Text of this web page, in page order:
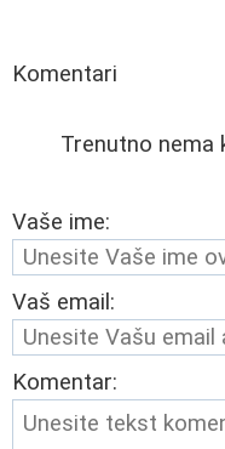
Komentari
Trenutno nema
Vaše ime:
Vaš email:
Komentar: